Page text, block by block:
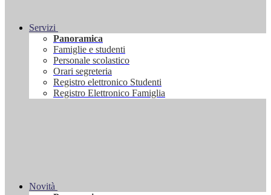
Servizi
Panoramica
Famiglie e studenti
Personale scolastico
Orari segreteria
Registro elettronico Studenti
Registro Elettronico Famiglia
Novità